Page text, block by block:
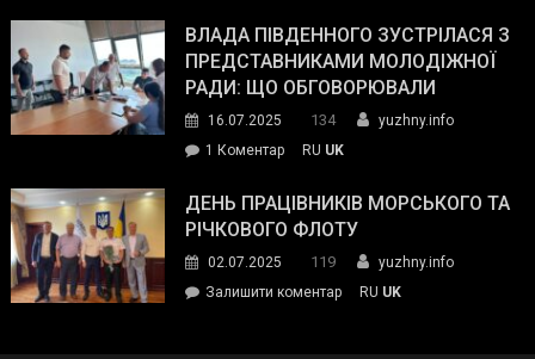
окупанти.
Маємо
діяти
команда
Південного
провів
інспекцію
укриття
ВЛАДА ПІВДЕННОГО ЗУСТРІЛАСЯ З
ПРЕДСТАВНИКАМИ МОЛОДІЖНОЇ
РАДИ: ЩО ОБГОВОРЮВАЛИ
16.07.2025 134
yuzhny.info
1 Коментардо
Південного
зустрілася
представниками
молодіжної
RU UK
ДЕНЬ ПРАЦІВНИКІВ МОРСЬКОГО ТА
РІЧКОВОГО ФЛОТУ
02.07.2025 119
yuzhny.info
Залишити коментарon
RU UK